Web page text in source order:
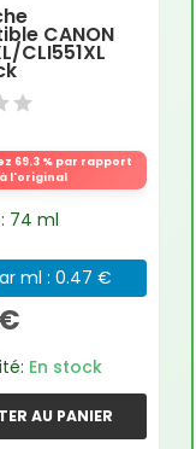
CANON
CLI551XL
69.3 % par rapport
à l'original
74 ml
ml : 0.47 €
En stock
AU PANIER